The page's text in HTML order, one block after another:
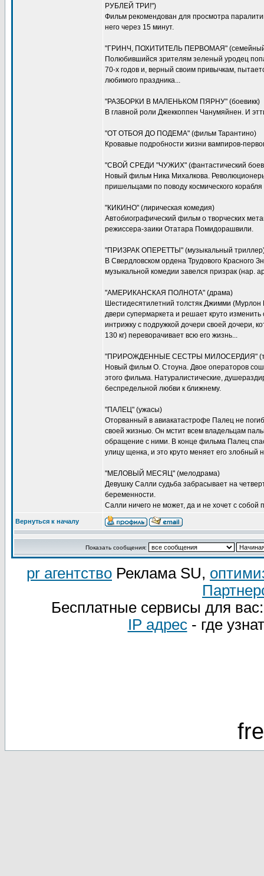
РУБЛЕЙ ТРИ!")
Фильм рекомендован для просмотра
него через 15 минут.
"ГРИНЧ, ПОХИТИТЕЛЬ ПЕРВОМАЯ" (семейный
Полюбившийся зрителям зеленый уродец
70-х годов и, верный своим привычкам,
любимого праздника...
"РАЗБОРКИ В МАЛЕНЬКОМ ПЯРНУ" (боевикк)
В главной роли Джеккоппен Чанумяйнен. И
"ОТ ОТБОЯ ДО ПОДЕМА" (фильм Тарантино)
Кровавые подробности жизни вампиров-
"СВОЙ СРЕДИ "ЧУЖИХ" (фантастический
Новый фильм Ника Михалкова.
пришельцами по поводу космического
"КИКИНО" (лирическая комедия)
Автобиографический фильм о творческих
режиссера-заики Отатара Помидорашвили.
"ПРИЗРАК ОПЕРЕТТЫ" (музыкальный
В Свердловском ордена Трудового Красного
музыкальной комедии завелся призрак (нар.
"АМЕРИКАНСКАЯ ПОЛНОТА" (драма)
Шестидесятилетний толстяк Джимми (Мурлон
двери супермаркета и решает круто
интрижку с подружкой дочери своей дочери,
130 кг) переворачивает всю его жизнь...
"ПРИРОЖДЕННЫЕ СЕСТРЫ МИЛОСЕРДИЯ"
Новый фильм О. Стоуна. Двое операторов
этого фильма. Натуралистические,
беспредельной любви к ближнему.
"ПАЛЕЦ" (ужасы)
Оторванный в авиакатастрофе Палец не
своей жизнью. Он мстит всем владельцам
обращение с ними. В конце фильма Палец
улицу щенка, и это круто меняет его злобный
"МЕЛОВЫЙ МЕСЯЦ" (мелодрама)
Девушку Салли судьба забрасывает на
беременности.
Салли ничего не может, да и не хочет с
Вернуться к началу
Показать сообщения:
pr агентство Реклама SU,
Бесплатные сервисы для
IP адрес- где